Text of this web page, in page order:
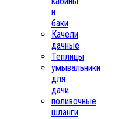
и
баки
Качели
дачные
Теплицы
умывальники
для
дачи
поливочные
шланги